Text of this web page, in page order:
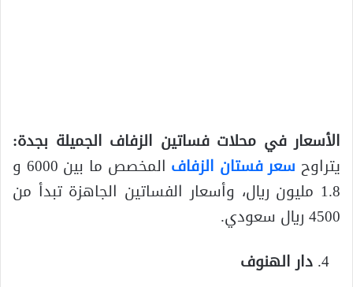
الأسعار في محلات فساتين الزفاف الجميلة بجدة:
يتراوح سعر فستان الزفاف
المخصص ما بين 6000 و
1.8 مليون ريال، وأسعار الفساتين الجاهزة تبدأ من
4500 ريال سعودي.
دار الهنوف